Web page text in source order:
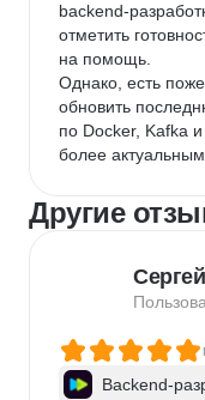
backend-
отметить
на помощь.
Однако, есть
обновить
по Docker, Kafka
более
Другие
Backend-